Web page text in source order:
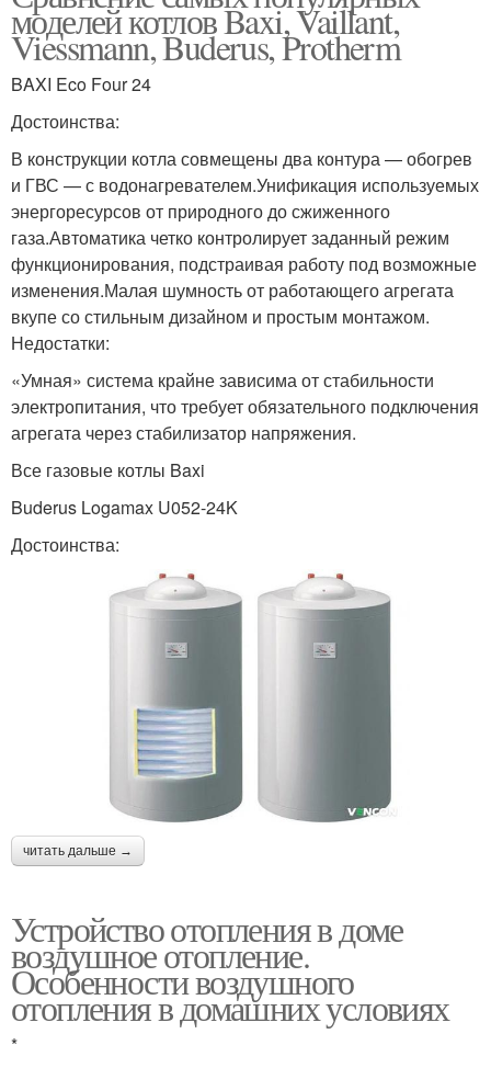
моделей котлов Baxi, Vaillant,
Viessmann, Buderus, Protherm
BAXI Eco Four 24
Достоинства:
В конструкции котла совмещены два контура — обогрев
и ГВС — с водонагревателем.Унификация используемых
энергоресурсов от природного до сжиженного
газа.Автоматика четко контролирует заданный режим
функционирования, подстраивая работу под возможные
изменения.Малая шумность от работающего агрегата
вкупе со стильным дизайном и простым монтажом.
Недостатки:
«Умная» система крайне зависима от стабильности
электропитания, что требует обязательного подключения
агрегата через стабилизатор напряжения.
Все газовые котлы Baxi
Buderus Logamax U052-24K
Достоинства:
читать дальше →
Устройство отопления в доме
воздушное отопление.
Особенности воздушного
отопления в домашних условиях
*